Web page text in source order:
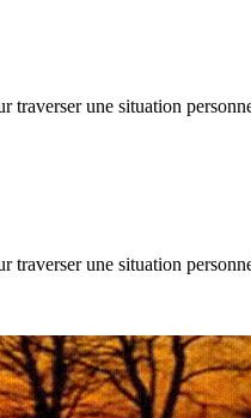
traverser une situation
traverser une situation